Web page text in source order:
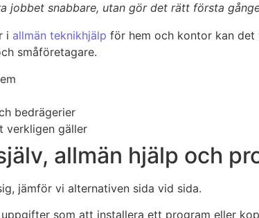
jobbet snabbare, utan gör det rätt första
i allmän teknikhjälp för hem och kontor kan det
småföretagare.
bedrägerier
verkligen gäller
allmän hjälp och
jämför vi alternativen sida vid sida.
som att installera ett program eller